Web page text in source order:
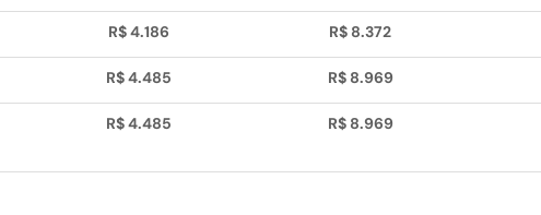
R$ 4.186 R$ 8.372
R$ 4.485 R$ 8.969
R$ 4.485 R$ 8.969